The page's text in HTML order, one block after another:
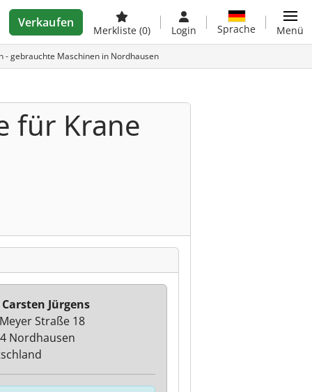
Verkaufen
Merkliste (0) Login Sprache Menü
- gebrauchte Maschinen in Nordhausen
für Krane
Jürgens
Straße 18
Nordhausen